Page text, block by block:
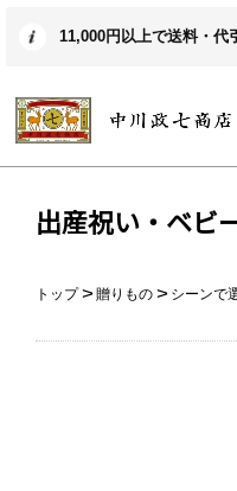
11,000円以上で送料・代
出産祝い・ベビ
トップ 贈りもの シーンで